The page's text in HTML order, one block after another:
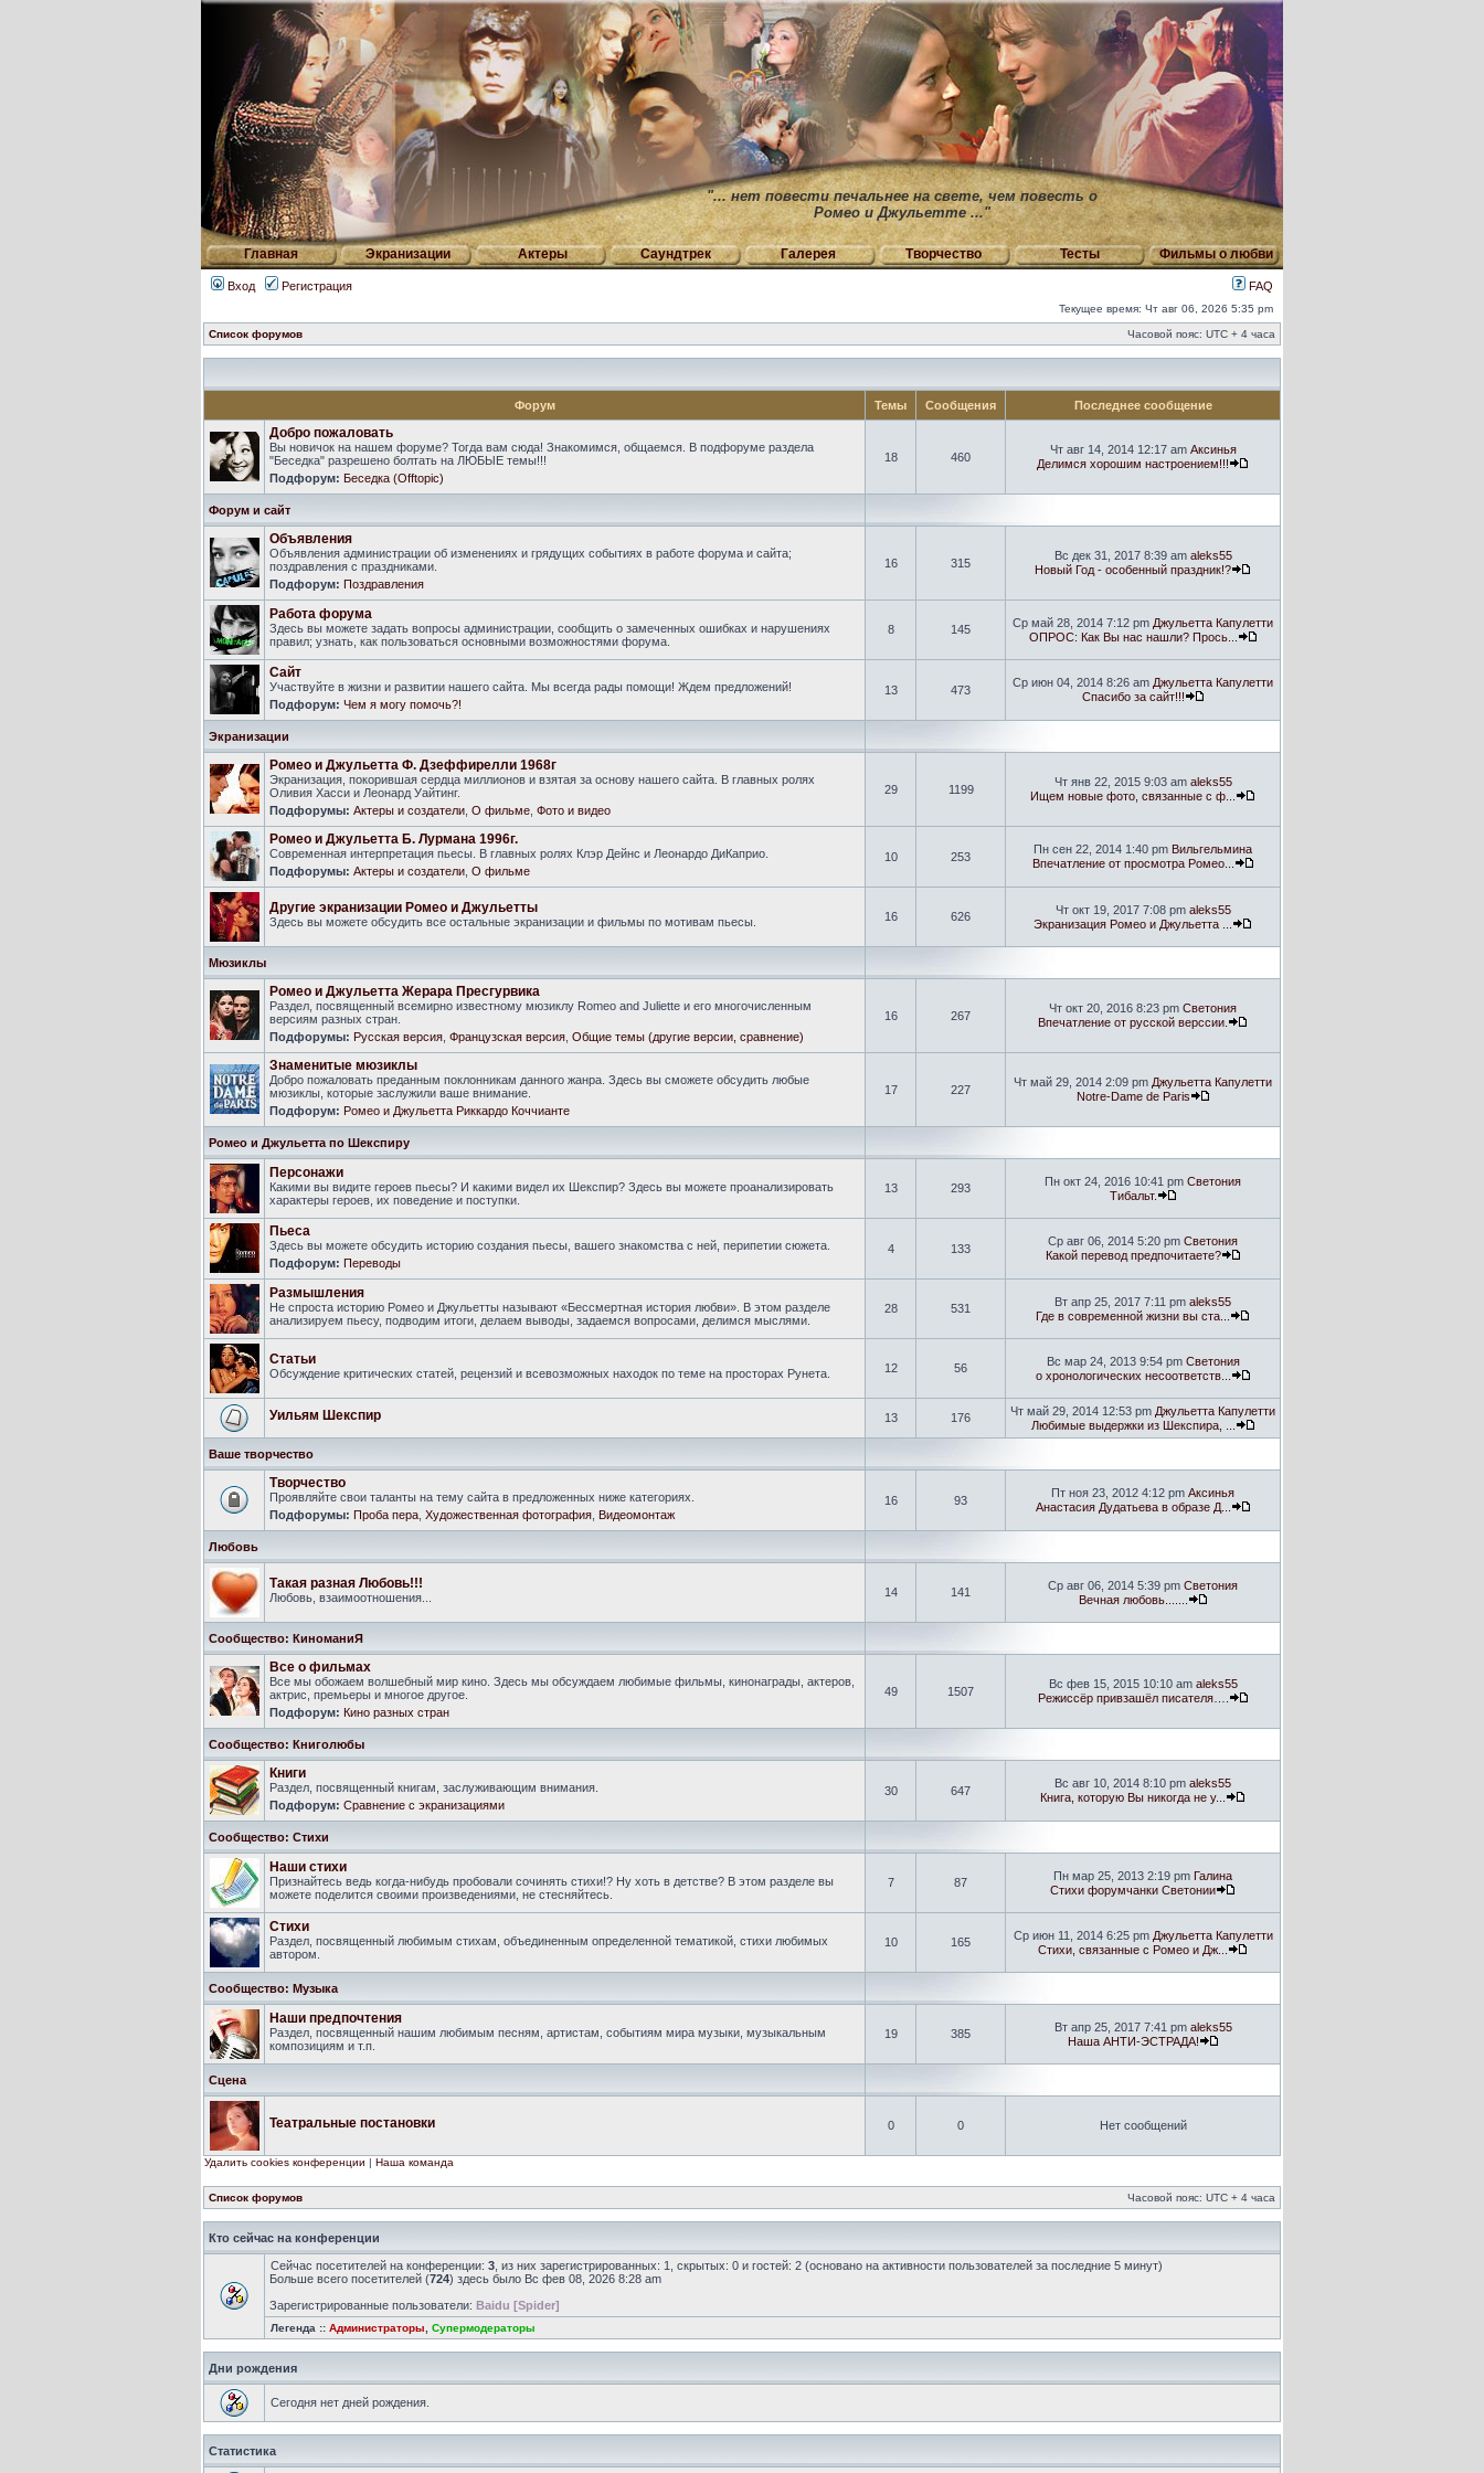
"... нет повести печальнее на свете, чем повесть о
Ромео и Джульетте ..."
Главная Экранизации Актеры Саундтрек Галерея Творчество Тесты Фильмы о любви
Вход Регистрация FAQ
Текущее время: Чт авг 06, 2026 5:35 pm
Список форумов Часовой пояс: UTC + 4 часа
Форум Темы Сообщения Последнее сообщение
Добро пожаловать
Вы новичок на нашем форуме? Тогда вам сюда! Знакомимся, общаемся. В подфоруме раздела
"Беседка" разрешено болтать на ЛЮБЫЕ темы!!!
Подфорум: Беседка (Offtopic)
18 460
Чт авг 14, 2014 12:17 am Аксинья
Делимся хорошим настроением!!!
Форум и сайт
Объявления
Объявления администрации об изменениях и грядущих событиях в работе форума и сайта;
поздравления с праздниками.
Подфорум: Поздравления
16 315
Вс дек 31, 2017 8:39 am aleks55
Новый Год - особенный праздник!?
Работа форума
Здесь вы можете задать вопросы администрации, сообщить о замеченных ошибках и нарушениях
правил; узнать, как пользоваться основными возможностями форума.
8 145 Ср май 28, 2014 7:12 pm Джульетта Капулетти
ОПРОС: Как Вы нас нашли? Прось...
Сайт
Участвуйте в жизни и развитии нашего сайта. Мы всегда рады помощи! Ждем предложений!
Подфорум: Чем я могу помочь?!
13 473
Ср июн 04, 2014 8:26 am Джульетта Капулетти
Спасибо за сайт!!!
Экранизации
Ромео и Джульетта Ф. Дзеффирелли 1968г
Экранизация, покорившая сердца миллионов и взятая за основу нашего сайта. В главных ролях
Оливия Хасси и Леонард Уайтинг.
Подфорумы: Актеры и создатели О фильме Фото и видео
29 1199
Чт янв 22, 2015 9:03 am aleks55
Ищем новые фото, связанные с ф...
Ромео и Джульетта Б. Лурмана 1996г.
Современная интерпретация пьесы. В главных ролях Клэр Дейнс и Леонардо ДиКаприо.
Подфорумы: Актеры и создатели О фильме
10 253
Пн сен 22, 2014 1:40 pm Вильгельмина
Впечатление от просмотра Ромео...
Другие экранизации Ромео и Джульетты
Здесь вы можете обсудить все остальные экранизации и фильмы по мотивам пьесы. 16 626 Чт окт 19, 2017 7:08 pm aleks55
Экранизация Ромео и Джульетта ...
Мюзиклы
Ромео и Джульетта Жерара Пресгурвика
Раздел, посвященный всемирно известному мюзиклу Romeo and Juliette и его многочисленным
версиям разных стран.
Подфорумы: Русская версия Французская версия Общие темы (другие версии, сравнение)
16 267
Чт окт 20, 2016 8:23 pm Светония
Впечатление от русской верссии.
Знаменитые мюзиклы
Добро пожаловать преданным поклонникам данного жанра. Здесь вы сможете обсудить любые
мюзиклы, которые заслужили ваше внимание.
Подфорум: Ромео и Джульетта Риккардо Коччианте
17 227
Чт май 29, 2014 2:09 pm Джульетта Капулетти
Notre-Dame de Paris
Ромео и Джульетта по Шекспиру
Персонажи
Какими вы видите героев пьесы? И какими видел их Шекспир? Здесь вы можете проанализировать
характеры героев, их поведение и поступки.
13 293 Пн окт 24, 2016 10:41 pm Светония
Тибальт.
Пьеса
Здесь вы можете обсудить историю создания пьесы, вашего знакомства с ней, перипетии сюжета.
Подфорум: Переводы
4 133
Ср авг 06, 2014 5:20 pm Светония
Какой перевод предпочитаете?
Размышления
Не спроста историю Ромео и Джульетты называют «Бессмертная история любви». В этом разделе
анализируем пьесу, подводим итоги, делаем выводы, задаемся вопросами, делимся мыслями.
28 531 Вт апр 25, 2017 7:11 pm aleks55
Где в современной жизни вы ста...
Статьи
Обсуждение критических статей, рецензий и всевозможных находок по теме на просторах Рунета. 12 56 Вс мар 24, 2013 9:54 pm Светония
о хронологических несоответств...
Уильям Шекспир 13 176 Чт май 29, 2014 12:53 pm Джульетта Капулетти
Любимые выдержки из Шекспира, ...
Ваше творчество
Творчество
Проявляйте свои таланты на тему сайта в предложенных ниже категориях.
Подфорумы: Проба пера Художественная фотография Видеомонтаж
16 93
Пт ноя 23, 2012 4:12 pm Аксинья
Анастасия Дудатьева в образе Д...
Любовь
Такая разная Любовь!!!
Любовь, взаимоотношения... 14 141 Ср авг 06, 2014 5:39 pm Светония
Вечная любовь.......
Сообщество: КиноманиЯ
Все о фильмах
Все мы обожаем волшебный мир кино. Здесь мы обсуждаем любимые фильмы, кинонаграды, актеров,
актрис, премьеры и многое другое.
Подфорум: Кино разных стран
49 1507
Вс фев 15, 2015 10:10 am aleks55
Режиссёр привзашёл писателя….
Сообщество: Книголюбы
Книги
Раздел, посвященный книгам, заслуживающим внимания.
Подфорум: Сравнение с экранизациями
30 647
Вс авг 10, 2014 8:10 pm aleks55
Книга, которую Вы никогда не у...
Сообщество: Стихи
Наши стихи
Признайтесь ведь когда-нибудь пробовали сочинять стихи!? Ну хоть в детстве? В этом разделе вы
можете поделится своими произведениями, не стесняйтесь.
7 87 Пн мар 25, 2013 2:19 pm Галина
Стихи форумчанки Светонии
Стихи
Раздел, посвященный любимым стихам, объединенным определенной тематикой, стихи любимых
автором.
10 165 Ср июн 11, 2014 6:25 pm Джульетта Капулетти
Стихи, связанные с Ромео и Дж...
Сообщество: Музыка
Наши предпочтения
Раздел, посвященный нашим любимым песням, артистам, событиям мира музыки, музыкальным
композициям и т.п.
19 385 Вт апр 25, 2017 7:41 pm aleks55
Наша АНТИ-ЭСТРАДА!
Сцена
Театральные постановки 0 0 Нет сообщений
Удалить cookies конференции | Наша команда
Список форумов Часовой пояс: UTC + 4 часа
Кто сейчас на конференции
Сейчас посетителей на конференции: 3 , из них зарегистрированных: 1, скрытых: 0 и гостей: 2 (основано на активности пользователей за последние 5 минут)
Больше всего посетителей (724) здесь было Вс фев 08, 2026 8:28 am
Зарегистрированные пользователи: Baidu [Spider]
Легенда :: Администраторы Супермодераторы
Дни рождения
Сегодня нет дней рождения.
Статистика